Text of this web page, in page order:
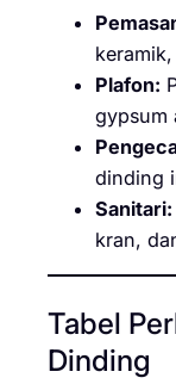
Plafon:
gypsum
dinding
Sanitari:
kran,
Tabel
Dinding